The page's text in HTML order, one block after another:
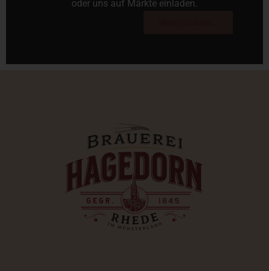
oder uns auf Märkte einladen.